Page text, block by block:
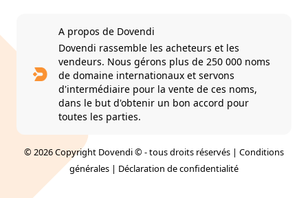
A propos de Dovendi
Dovendi rassemble les acheteurs et les
vendeurs. Nous gérons plus de 250 000 noms
de domaine internationaux et servons
d'intermédiaire pour la vente de ces noms,
dans le but d'obtenir un bon accord pour
toutes les parties.
© 2026 Copyright Dovendi © - tous droits réservés | Conditions
générales | Déclaration de confidentialité